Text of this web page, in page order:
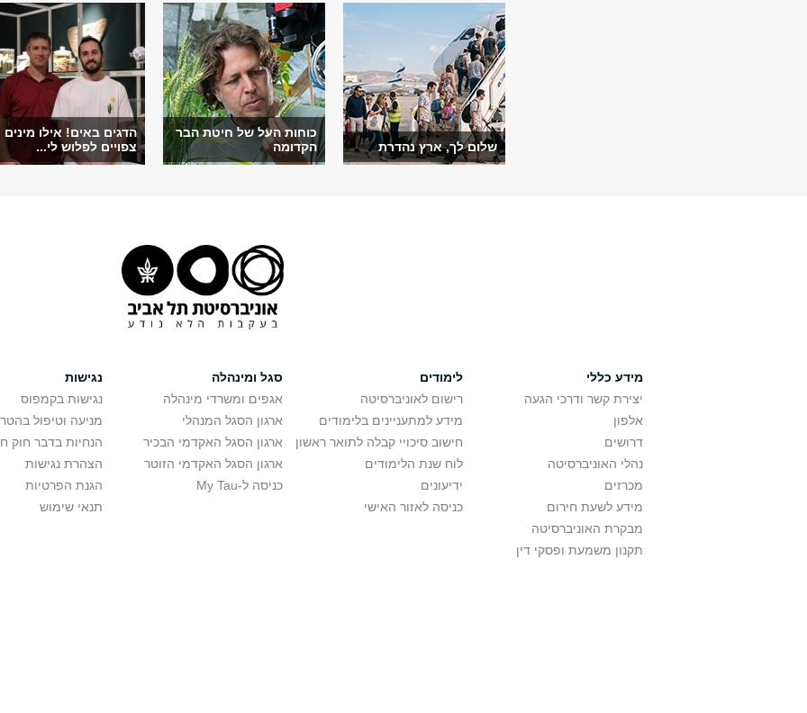
שלום לך, ארץ נהדרת
כוחות העל של חיטת הבר
הקדומה
הדגים באים! אילו מינים
צפויים לפלוש לי...
מידע כללי
יצירת קשר ודרכי הגעה
אלפון
דרושים
נהלי האוניברסיטה
מכרזים
מידע לשעת חירום
מבקרת האוניברסיטה
תקנון משמעת ופסקי דין
לימודים
רישום לאוניברסיטה
מידע למתעניינים בלימודים
חישוב סיכויי קבלה לתואר ראשון
לוח שנת הלימודים
ידיעונים
כניסה לאזור האישי
סגל ומינהלה
אגפים ומשרדי מינהלה
ארגון הסגל המנהלי
ארגון הסגל האקדמי הבכיר
ארגון הסגל האקדמי הזוטר
כניסה ל-My Tau
נגישות
נגישות בקמפוס
מניעה וטיפול
הנחיות בדבר חוק
הצהרת נגישות
הגנת הפרטיות
תנאי שימוש